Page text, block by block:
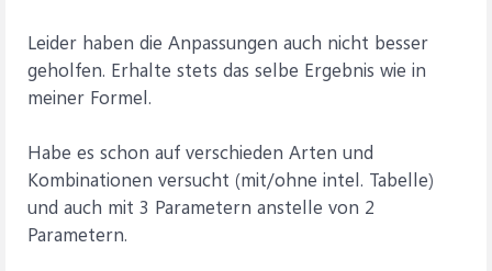
Leider haben die Anpassungen auch nicht besser
geholfen. Erhalte stets das selbe Ergebnis wie in
meiner Formel.
Habe es schon auf verschieden Arten und
Kombinationen versucht (mit/ohne intel. Tabelle)
und auch mit 3 Parametern anstelle von 2
Parametern.